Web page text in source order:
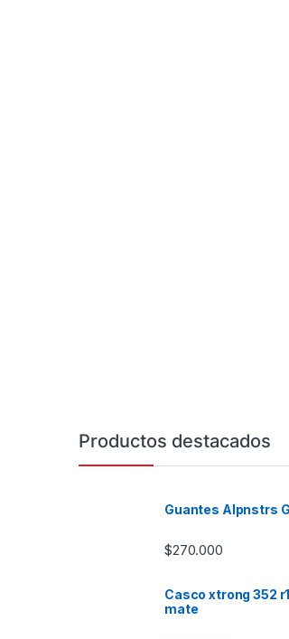
Productos destacados
Guantes Alpnstrs
$270.000
Casco xtrong 352
mate